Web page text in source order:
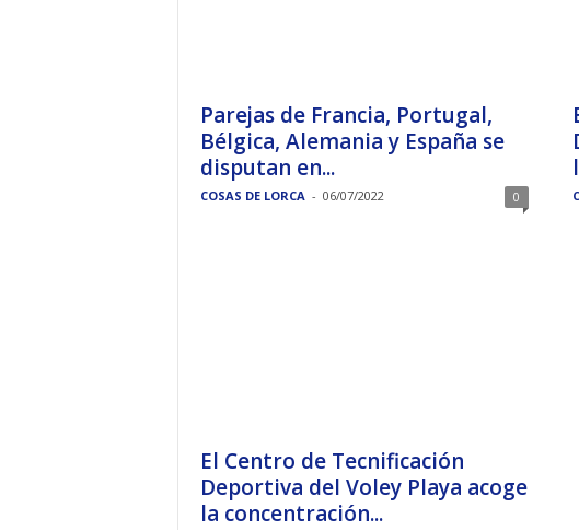
Parejas de Francia, Portugal,
Bélgica, Alemania y España se
disputan en...
COSAS DE LORCA - 06/07/2022 0
El Centro de Tecnificación
Deportiva del Voley Playa acoge
la concentración...